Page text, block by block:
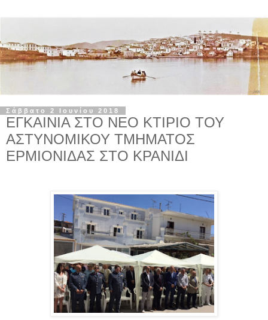
Σάββατο 2 Ιουνίου 2018
ΕΓΚΑΙΝΙΑ ΣΤΟ ΝΕΟ ΚΤΙΡΙΟ ΤΟΥ
ΑΣΤΥΝΟΜΙΚΟΥ ΤΜΗΜΑΤΟΣ
ΕΡΜΙΟΝΙΔΑΣ ΣΤΟ ΚΡΑΝΙΔΙ